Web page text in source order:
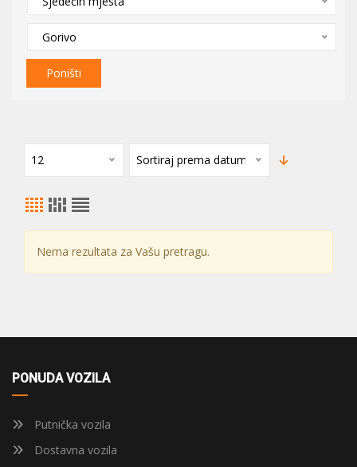
Gorivo
Poništi
12 Sortiraj prema datumu
Nema rezultata za Vašu pretragu.
PONUDA VOZILA
Putnička vozila
Dostavna vozila